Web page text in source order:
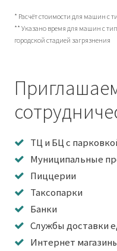
* Расчёт стоимости для машин с
** Указано время для машин с
городской стадией загрязнения
ТЦ и БЦ с
Муниципальные
Пиццерии
Таксопарки
Банки
Службы доставки
Интернет